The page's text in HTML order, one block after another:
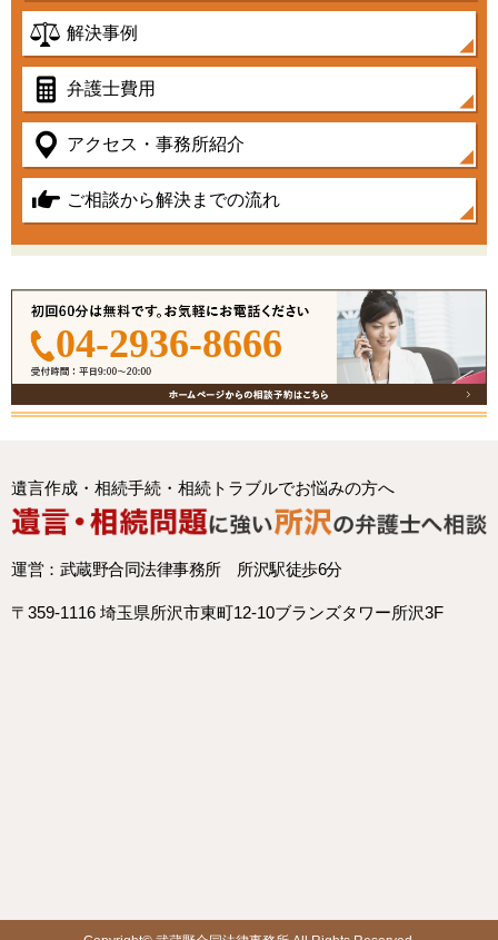
解決事例
弁護士費用
アクセス・事務所紹介
ご相談から解決までの流れ
04-2936-8666
遺言作成・相続手続・相続トラブルでお悩みの方へ
運営：武蔵野合同法律事務所 所沢駅徒歩6分
〒359-1116 埼玉県所沢市東町12-10ブランズタワー所沢3F